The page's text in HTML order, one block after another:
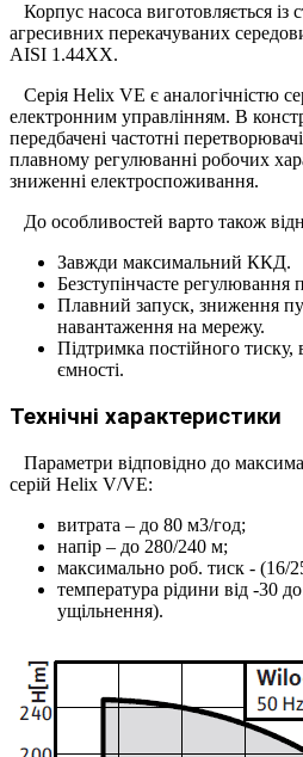
Корпус насоса виготовляється
агресивних перекачуваних
AISI 1.44XX.
Серія Helix VE є аналогічністю
електронним управлінням. В
передбачені частотні
плавному регулюванні робочих
зниженні електроспоживання.
До особливостей варто також
Завжди максимальний ККД.
Безступінчасте регулювання
Плавний запуск, зниження
навантаження на мережу.
Підтримка постійного тиску,
ємності.
Технічні характеристики
Параметри відповідно до
серій Helix V/VE:
витрата – до 80 м3/год;
напір – до 280/240 м;
максимально роб. тиск - (16/
температура рідини від -30
ущільнення).